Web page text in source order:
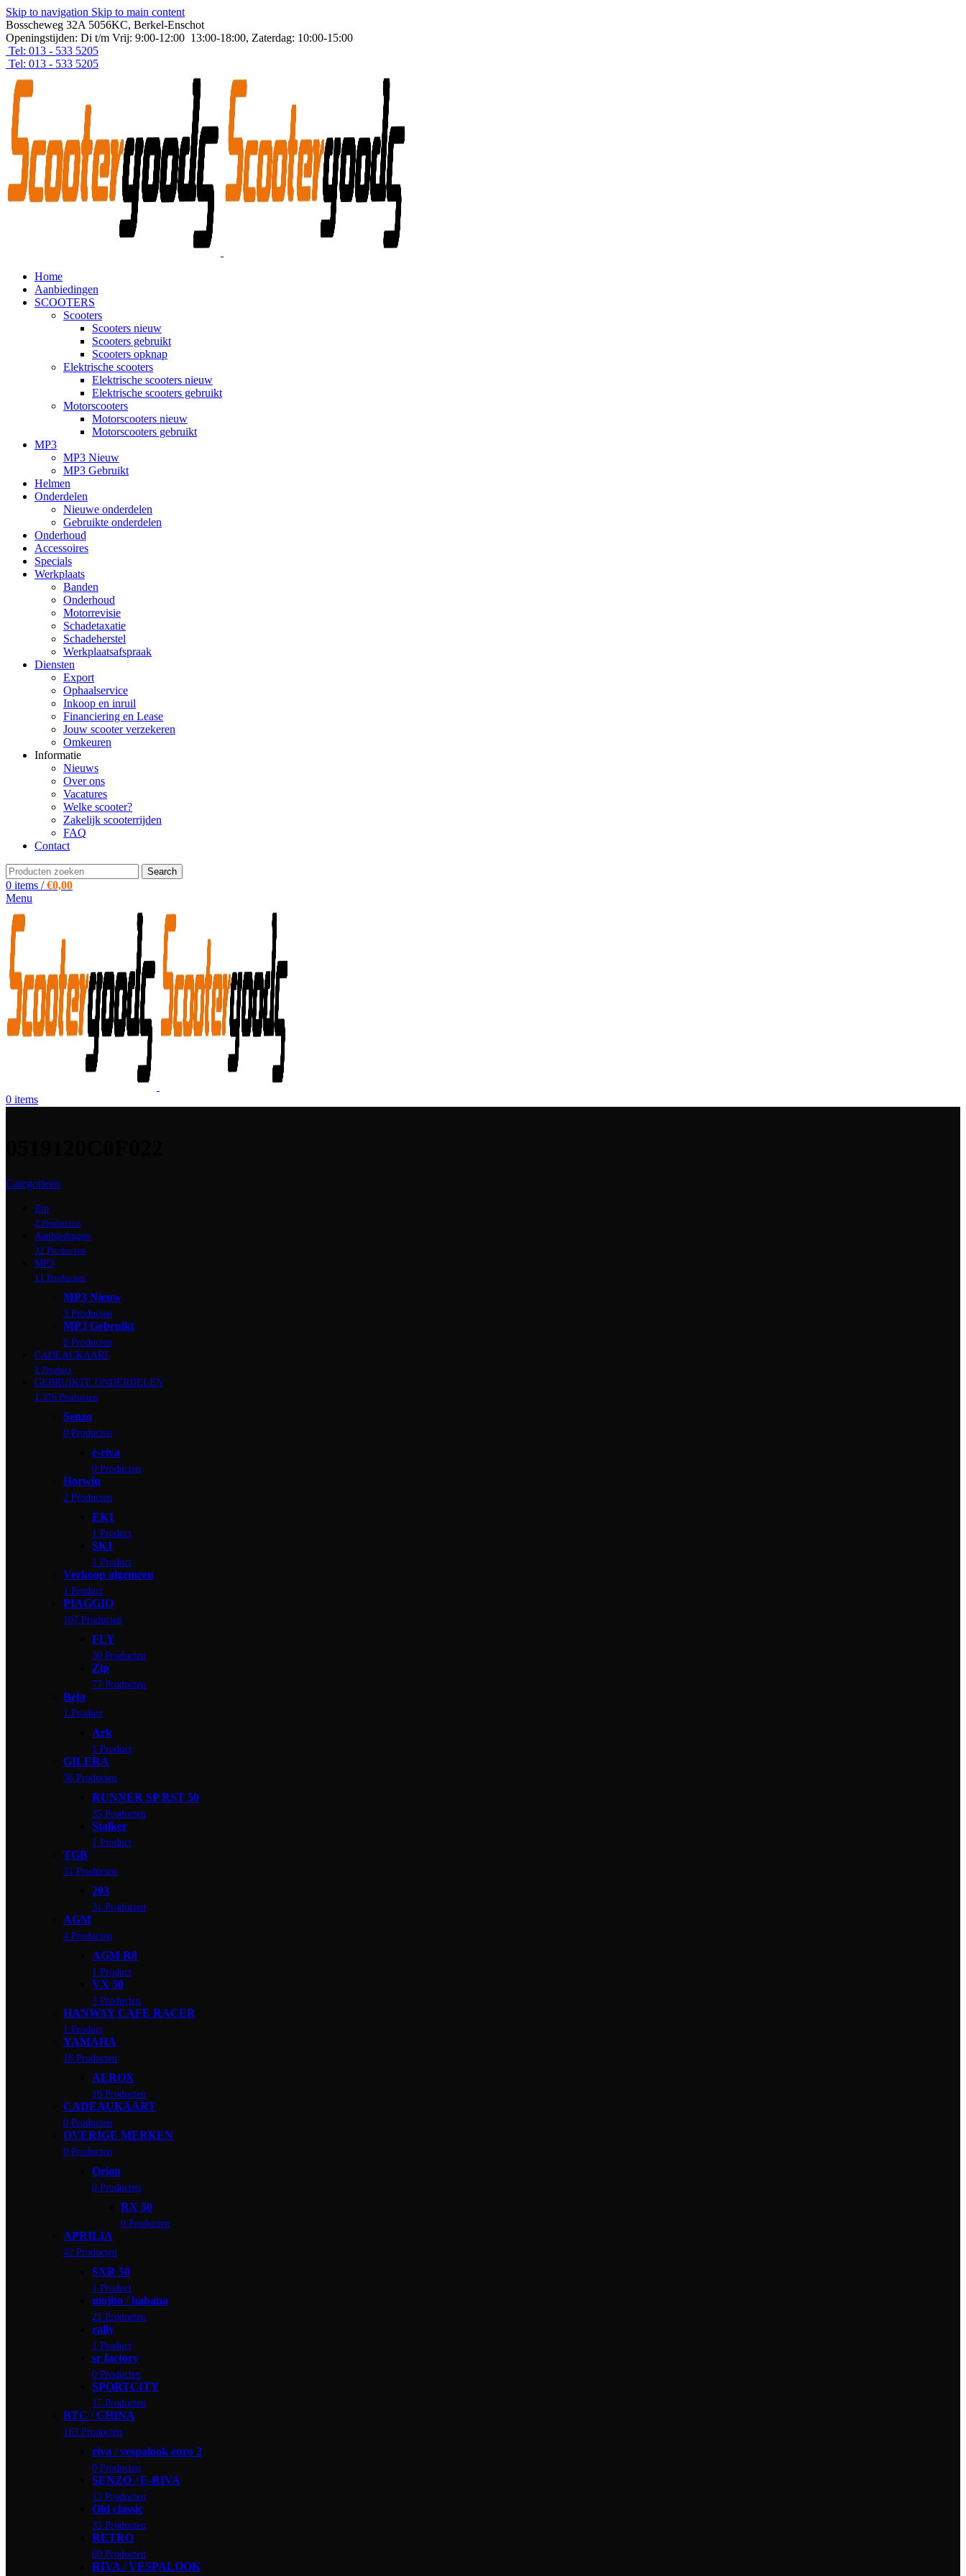
Skip to navigation Skip to main content
Bosscheweg 32A 5056KC, Berkel-Enschot
Openingstijden: Di t/m Vrij: 9:00-12:00 13:00-18:00, Zaterdag: 10:00-15:00
Tel: 013 - 533 5205
Tel: 013 - 533 5205
Home
Aanbiedingen
SCOOTERS
Scooters
Scooters nieuw
Scooters gebruikt
Scooters opknap
Elektrische scooters
Elektrische scooters nieuw
Elektrische scooters gebruikt
Motorscooters
Motorscooters nieuw
Motorscooters gebruikt
MP3
MP3 Nieuw
MP3 Gebruikt
Helmen
Onderdelen
Nieuwe onderdelen
Gebruikte onderdelen
Onderhoud
Accessoires
Specials
Werkplaats
Banden
Onderhoud
Motorrevisie
Schadetaxatie
Schadeherstel
Werkplaatsafspraak
Diensten
Export
Ophaalservice
Inkoop en inruil
Financiering en Lease
Jouw scooter verzekeren
Omkeuren
Informatie
Nieuws
Over ons
Vacatures
Welke scooter?
Zakelijk scooterrijden
FAQ
Contact
Search
0 items / €0,00
Menu
0 items
Categorieen
Zip
2 Producten
Aanbiedingen
32 Producten
MP3
11 Producten
MP3 Nieuw
3 Producten
MP3 Gebruikt
8 Producten
CADEAUKAART
1 Product
GEBRUIKTE ONDERDELEN
1.376 Producten
Senzo
0 Producten
e-riva
0 Producten
Horwin
2 Producten
EK1
1 Product
SK1
1 Product
Verkoop algemeen
1 Product
PIAGGIO
107 Producten
FLY
30 Producten
Zip
77 Producten
Beta
1 Product
Ark
1 Product
GILERA
36 Producten
RUNNER SP RST 50
35 Producten
Stalker
1 Product
TGB
31 Producten
203
31 Producten
AGM
4 Producten
AGM R8
1 Product
VX 50
3 Producten
HANWAY CAFE RACER
1 Product
YAMAHA
18 Producten
AEROX
18 Producten
CADEAUKAART
0 Producten
OVERIGE MERKEN
0 Producten
Orion
0 Producten
RX 50
0 Producten
APRILIA
42 Producten
SXR 50
1 Product
mojito / habana
21 Producten
rally
1 Product
sr factory
0 Producten
SPORTCITY
17 Producten
BTC / CHINA
163 Producten
riva / vespalook euro 2
0 Producten
SENZO / E-RIVA
13 Producten
Old classic
33 Producten
RETRO
60 Producten
RIVA / VESPALOOK